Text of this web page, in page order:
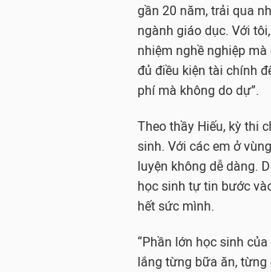
gần 20 năm, trải qua
ngành giáo dục. Với
nhiệm nghề nghiệp
đủ điều kiện tài chính
phí mà không do dự”.
Theo thầy Hiếu, kỳ thi
sinh. Với các em ở
luyện không dễ dàng.
học sinh tự tin bước
hết sức mình.
“Phần lớn học sinh
lắng từng bữa ăn, từng